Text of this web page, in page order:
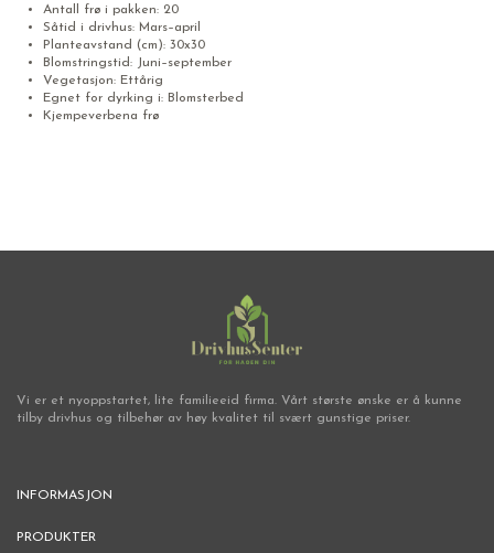
Antall frø i pakken: 20
Såtid i drivhus: Mars–april
Planteavstand (cm): 30x30
Blomstringstid: Juni–september
Vegetasjon: Ettårig
Egnet for dyrking i: Blomsterbed
Kjempeverbena frø
Vi er et nyoppstartet, lite familieeid firma. Vårt største ønske er å kunne
tilby drivhus og tilbehør av høy kvalitet til svært gunstige priser.
INFORMASJON
PRODUKTER